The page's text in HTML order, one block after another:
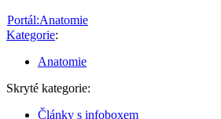
Portál:Anatomie
Kategorie:
Anatomie
Skryté kategorie:
Články s infoboxem